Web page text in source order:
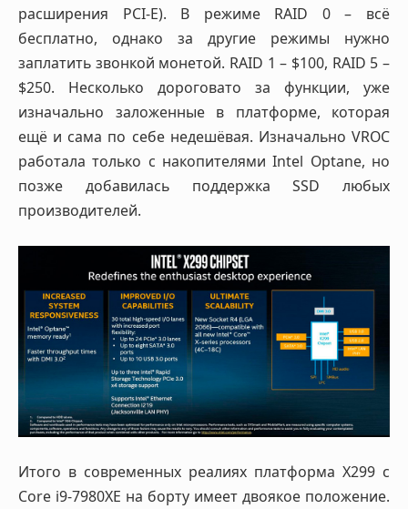
расширения PCI-E). В режиме RAID 0 – всё
бесплатно, однако за другие режимы нужно
заплатить звонкой монетой. RAID 1 – $100, RAID 5 –
$250. Несколько дороговато за функции, уже
изначально заложенные в платформе, которая
ещё и сама по себе недешёвая. Изначально VROC
работала только с накопителями Intel Optane, но
позже добавилась поддержка SSD любых
производителей.
Итого в современных реалиях платформа X299 с
Core i9-7980XE на борту имеет двоякое положение.